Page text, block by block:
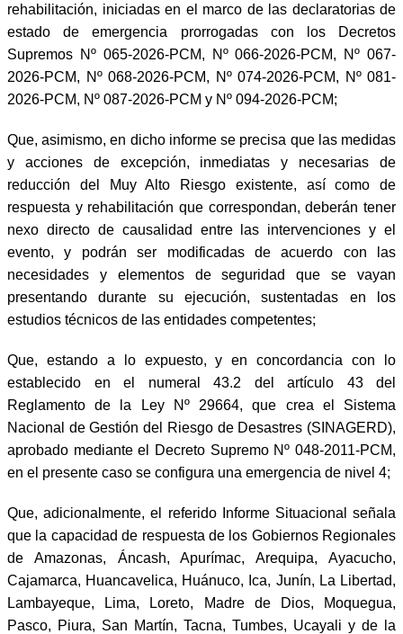
rehabilitación, iniciadas en el marco de las declaratorias de
estado de emergencia prorrogadas con los Decretos
Supremos Nº 065-2026-PCM, Nº 066-2026-PCM, Nº 067-
2026-PCM, Nº 068-2026-PCM, Nº 074-2026-PCM, Nº 081-
2026-PCM, Nº 087-2026-PCM y Nº 094-2026-PCM;
Que, asimismo, en dicho informe se precisa que las medidas
y acciones de excepción, inmediatas y necesarias de
reducción del Muy Alto Riesgo existente, así como de
respuesta y rehabilitación que correspondan, deberán tener
nexo directo de causalidad entre las intervenciones y el
evento, y podrán ser modificadas de acuerdo con las
necesidades y elementos de seguridad que se vayan
presentando durante su ejecución, sustentadas en los
estudios técnicos de las entidades competentes;
Que, estando a lo expuesto, y en concordancia con lo
establecido en el numeral 43.2 del artículo 43 del
Reglamento de la Ley Nº 29664, que crea el Sistema
Nacional de Gestión del Riesgo de Desastres (SINAGERD),
aprobado mediante el Decreto Supremo Nº 048-2011-PCM,
en el presente caso se configura una emergencia de nivel 4;
Que, adicionalmente, el referido Informe Situacional señala
que la capacidad de respuesta de los Gobiernos Regionales
de Amazonas, Áncash, Apurímac, Arequipa, Ayacucho,
Cajamarca, Huancavelica, Huánuco, Ica, Junín, La Libertad,
Lambayeque, Lima, Loreto, Madre de Dios, Moquegua,
Pasco, Piura, San Martín, Tacna, Tumbes, Ucayali y de la